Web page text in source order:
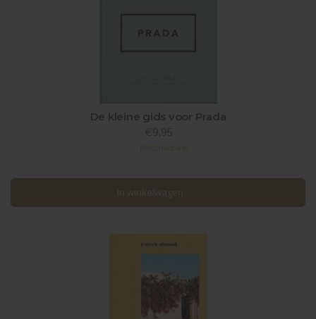
De kleine gids voor Prada
€9,95
Beschikbaar
In winkelwagen
In winkelwagen